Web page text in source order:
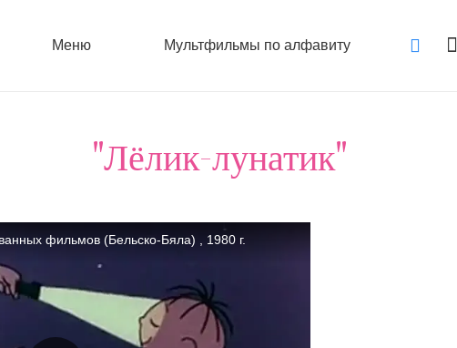
Меню Мультфильмы по алфавиту
"Лёлик-лунатик"